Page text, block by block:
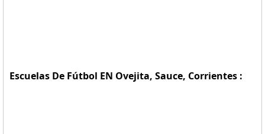
Escuelas De Fútbol EN Ovejita, Sauce, Corrientes :